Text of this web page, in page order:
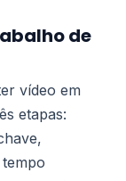
de
vídeo em
etapas: